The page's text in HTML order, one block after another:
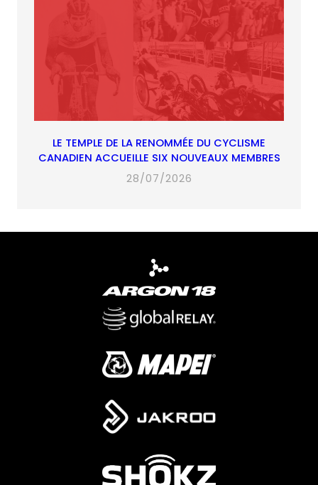
LE TEMPLE DE LA RENOMMÉE DU CYCLISME
CANADIEN ACCUEILLE SIX NOUVEAUX MEMBRES
28/07/2026